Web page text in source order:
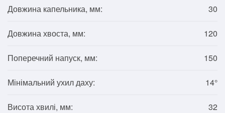
Довжина капельника, мм: 30
Довжина хвоста, мм: 120
Поперечний напуск, мм: 150
Мінімальний ухил даху: 14°
Висота хвилі, мм: 32